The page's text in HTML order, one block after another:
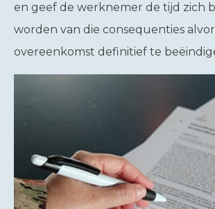
en geef de werknemer de tijd zich
worden van die consequenties
overeenkomst definitief te